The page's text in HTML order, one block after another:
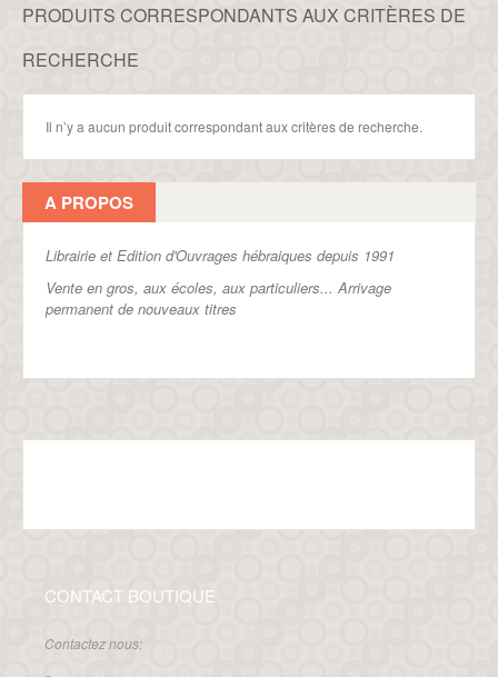
PRODUITS CORRESPONDANTS AUX CRITÈRES DE
RECHERCHE
Il n’y a aucun produit correspondant aux critères de recherche.
A PROPOS
Librairie et Edition d'Ouvrages hébraiques depuis 1991
Vente en gros, aux écoles, aux particuliers...Arrivage
permanent de nouveaux titres
CONTACT BOUTIQUE
Contactez nous: